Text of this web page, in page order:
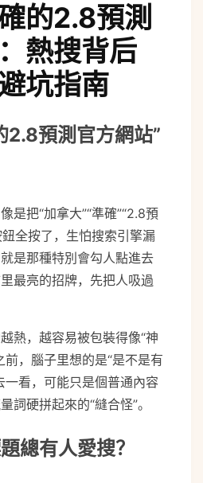
的2.8預測
熱搜背后
坑指南
2.8預測官方網站”
是把“加拿大”“準確”“2.8預
鈕全按了，生怕搜索引擎漏
是那種特別會勾人點進去
最亮的招牌，先把人吸過
熱，越容易被包裝得像“神
前，腦子里想的是“是不是有
一看，可能只是個普通內容
詞硬拼起來的“縫合怪”。
總有人愛搜？